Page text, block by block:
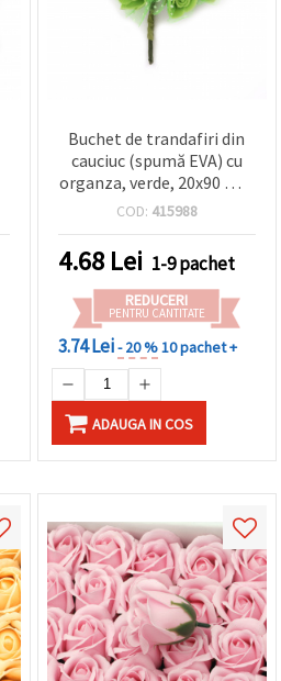
Buchet de trandafiri din
cauciuc (spumă EVA) cu
organza, verde, 20x90 mm
- 10 bucăți
COD: 415988
4.68 Lei 1-9 pachet
REDUCERI
PENTRU CANTITATE
3.74 Lei- 20 %10 pachet +
ADAUGA IN COS